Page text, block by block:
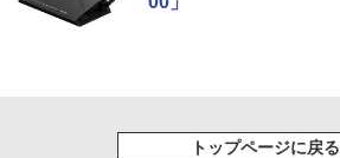
トップページに戻る